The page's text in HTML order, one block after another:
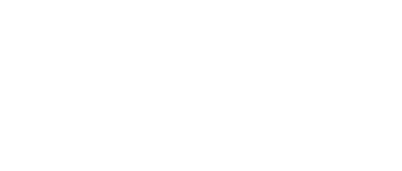
Si su
tome